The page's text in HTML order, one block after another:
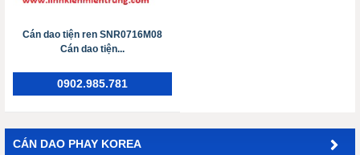
Cán dao tiện ren SNR0716M08
Cán dao tiện...
0902.985.781
CÁN DAO PHAY KOREA